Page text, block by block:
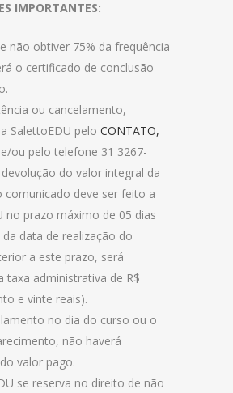
IMPORTANTES:
não obtiver 75% da frequência
o certificado de conclusão
ou cancelamento,
SalettoEDU pelo CONTATO,
e/ou pelo telefone 31 3267-
do valor integral da
comunicado deve ser feito a
no prazo máximo de 05 dias
data de realização do
a este prazo, será
taxa administrativa de R$
e vinte reais).
no dia do curso ou o
não haverá
valor pago.
se reserva no direito de não